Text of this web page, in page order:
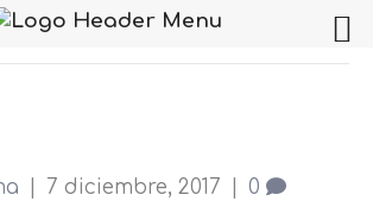
7 diciembre, 2017 0